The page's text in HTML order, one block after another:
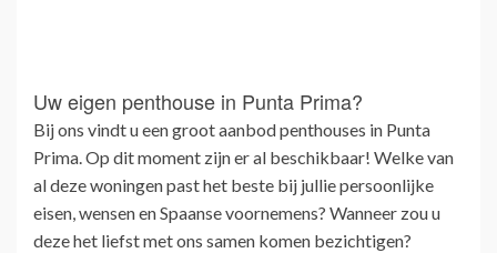
Uw eigen penthouse in Punta Prima?
Bij ons vindt u een groot aanbod penthouses in Punta
Prima. Op dit moment zijn er al beschikbaar! Welke van
al deze woningen past het beste bij jullie persoonlijke
eisen, wensen en Spaanse voornemens? Wanneer zou u
deze het liefst met ons samen komen bezichtigen?